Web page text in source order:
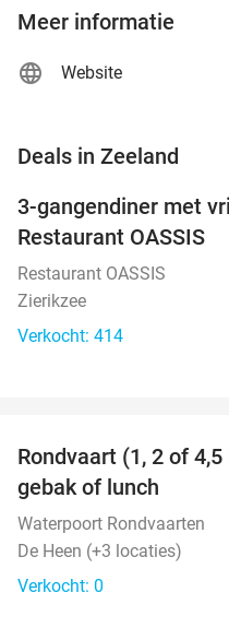
Meer informatie
Website
Deals in Zeeland
3-gangendiner met
Restaurant OASSIS
Restaurant OASSIS
Zierikzee
Verkocht: 414
TODAY
Rondvaart (1, 2 of
gebak of lunch
Waterpoort Rondvaarten
De Heen (+3 locaties)
Verkocht: 0